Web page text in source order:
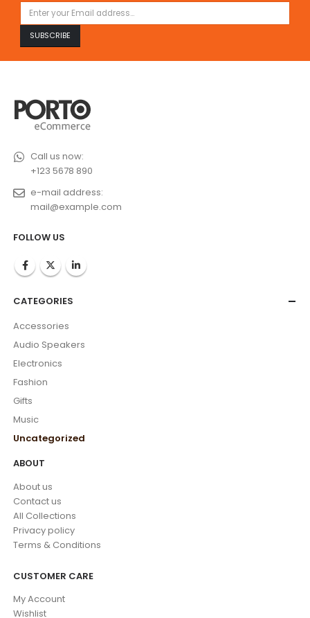
Call us now:
+123 5678 890
e-mail address:
mail@example.com
FOLLOW US
CATEGORIES
Accessories
Audio Speakers
Electronics
Fashion
Gifts
Music
Uncategorized
ABOUT
About us
Contact us
All Collections
Privacy policy
Terms & Conditions
CUSTOMER CARE
My Account
Wishlist